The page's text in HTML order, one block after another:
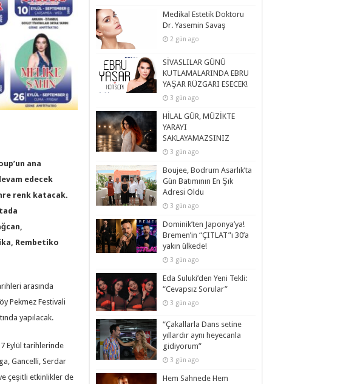
ana
edecek
renk katacak.
Rembetiko
arasında
Pekmez Festivali
yapılacak.
Eylül tarihlerinde
Gancelli, Serdar
çeşitli etkinlikler de
Medikal Estetik Doktoru
Dr. Yasemin Savaş
2 gün ago
SİVASLILAR GÜNÜ
KUTLAMALARINDA EBRU
YAŞAR RÜZGARI ESECEK!
3 gün ago
HİLAL GÜR, MÜZİKTE
YARAYI
SAKLAYAMAZSINIZ
3 gün ago
Boujee, Bodrum Asarlık’ta
Gün Batımının En Şık
Adresi Oldu
3 gün ago
Dominik’ten Japonya’ya!
Bremen’in “ÇITLAT”ı 30’a
yakın ülkede!
3 gün ago
Eda Suluki’den Yeni Tekli:
“Cevapsız Sorular”
3 gün ago
“Çakallarla Dans setine
yıllardır aynı heyecanla
gidiyorum”
3 gün ago
Hem Sahnede Hem